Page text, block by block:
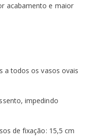
acabamento e maior
a todos os vasos ovais
impedindo
de fixação: 15,5 cm